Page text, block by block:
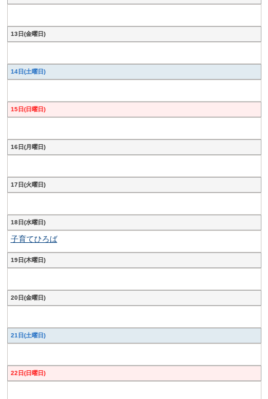
13日(金曜日)
14日(土曜日)
15日(日曜日)
16日(月曜日)
17日(火曜日)
18日(水曜日)
子育てひろば
19日(木曜日)
20日(金曜日)
21日(土曜日)
22日(日曜日)